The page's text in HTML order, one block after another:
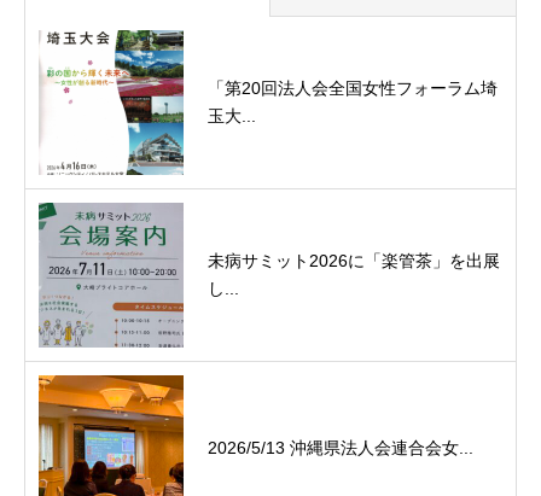
「第20回法人会全国女性フォーラム埼
玉大...
未病サミット2026に「楽管茶」を出展
し...
2026/5/13 沖縄県法人会連合会女...